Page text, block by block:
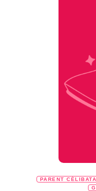
PARENT